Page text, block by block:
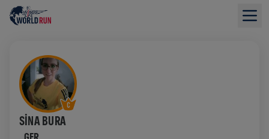
SINA BURA